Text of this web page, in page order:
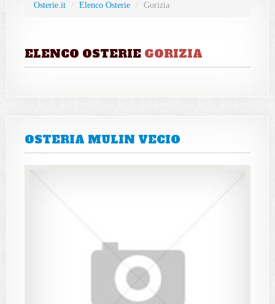
Osterie.it / Elenco Osterie / Gorizia
ELENCO OSTERIE GORIZIA
OSTERIA MULIN VECIO